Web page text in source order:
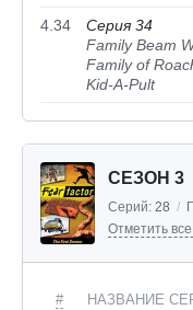
4.34
Серия 34
Family Beam
Family of
Kid-A-Pult
СЕЗОН 3
Серий: 28 /
Отметить
# НАЗВАНИЕ